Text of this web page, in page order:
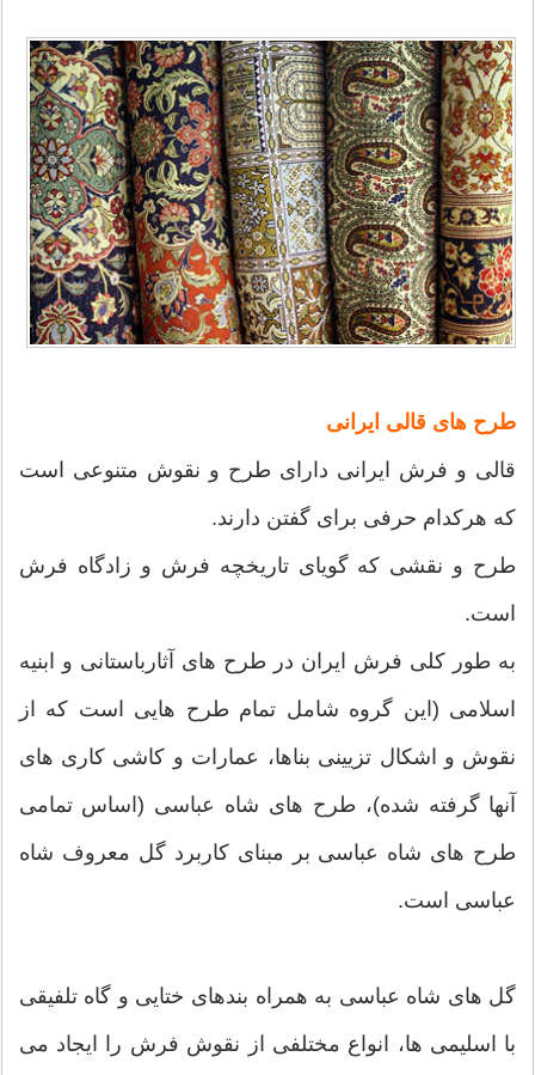
طرح های قالی ایرانی
قالی و فرش ایرانی دارای طرح و نقوش متنوعی است
که هرکدام حرفی برای گفتن دارند.
طرح و نقشی که گویای تاریخچه فرش و زادگاه فرش
است.
به طور کلی فرش ایران در طرح های آثارباستانی و ابنیه
اسلامی (این گروه شامل تمام طرح هایی است که از
نقوش و اشکال تزیینی بناها، عمارات و کاشی کاری های
آنها گرفته شده)، طرح های شاه عباسی (اساس تمامی
طرح های شاه عباسی بر مبنای کاربرد گل معروف شاه
عباسی است.
گل های شاه عباسی به همراه بندهای ختایی و گاه تلفیقی
با اسلیمی ها، انواع مختلفی از نقوش فرش را ایجاد می